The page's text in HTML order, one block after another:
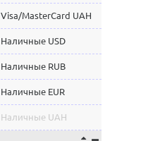
Visa/MasterCard UAH
Наличные USD
Наличные RUB
Наличные EUR
Наличные UAH